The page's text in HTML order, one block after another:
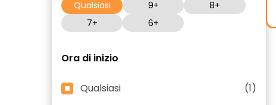
Qualsiasi 9+
8+
7+
6+
Ora di inizio
Qualsiasi
(1)